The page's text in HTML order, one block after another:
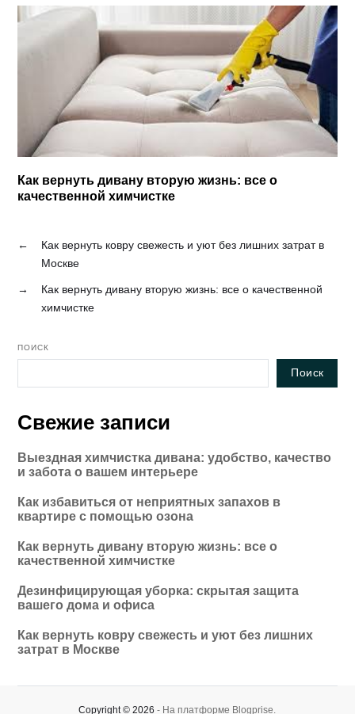
Как вернуть дивану вторую жизнь: все о
качественной химчистке
←
Как вернуть ковру свежесть и уют без лишних затрат в
Москве
→
Как вернуть дивану вторую жизнь: все о качественной
химчистке
ПОИСК
Поиск
Свежие записи
Выездная химчистка дивана: удобство, качество
и забота о вашем интерьере
Как избавиться от неприятных запахов в
квартире с помощью озона
Как вернуть дивану вторую жизнь: все о
качественной химчистке
Дезинфицирующая уборка: скрытая защита
вашего дома и офиса
Как вернуть ковру свежесть и уют без лишних
затрат в Москве
Copyright © 2026 - На платформе Blogprise.